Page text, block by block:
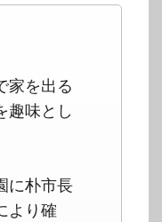
家を出る
趣味とし
に朴市長
より確